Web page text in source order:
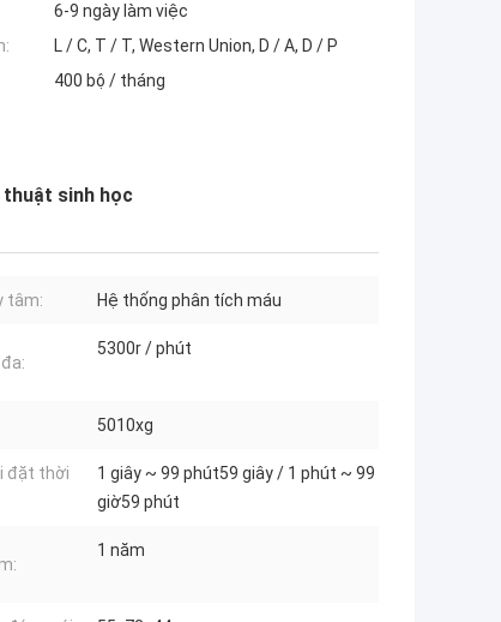
6-9 ngày làm việc
L / C, T / T, Western Union, D / A, D / P
400 bộ / tháng
thuật sinh học
tâm: Hệ thống phân tích máu
5300r / phút
5010xg
đặt thời
1 giây ~ 99 phút59 giây / 1 phút ~ 99
giờ59 phút
1 năm